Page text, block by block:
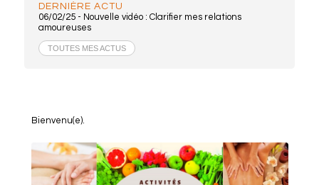
DERNIÈRE ACTU
06/02/25 - Nouvelle vidéo : Clarifier mes relations
amoureuses
TOUTES MES ACTUS
Bienvenu(e).